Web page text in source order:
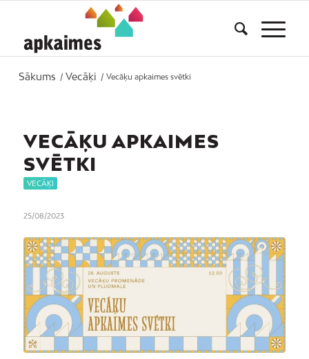
Sākums / Vecāķi / Vecāķu apkaimes svētki
VECĀĶU APKAIMES
SVĒTKI
VECĀĶI
25/08/2023